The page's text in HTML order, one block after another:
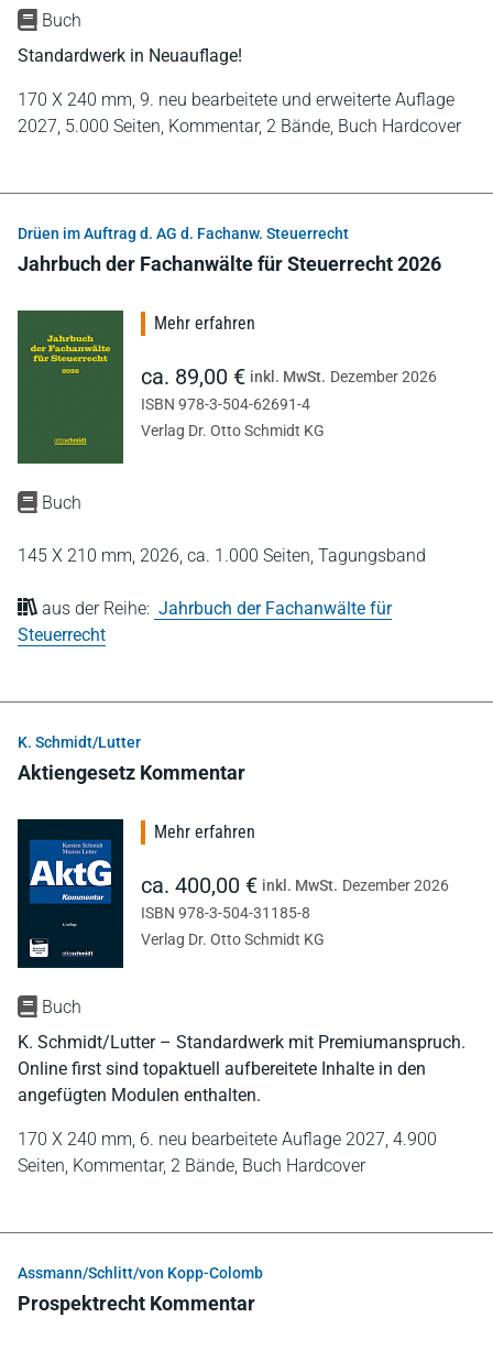
Buch
Standardwerk in Neuauflage!
170 X 240 mm, 9. neu bearbeitete und erweiterte Auflage
2027, 5.000 Seiten, Kommentar, 2 Bände, Buch Hardcover
Drüen im Auftrag d. AG d. Fachanw. Steuerrecht
Jahrbuch der Fachanwälte für Steuerrecht 2026
Buch
145 X 210 mm, 2026, ca. 1.000 Seiten, Tagungsband
aus der Reihe: Jahrbuch der Fachanwälte für
Steuerrecht
Mehr erfahren
ca. 89,00 € inkl. MwSt. Dezember 2026
ISBN 978-3-504-62691-4
Verlag Dr. Otto Schmidt KG
K. Schmidt/Lutter
Aktiengesetz Kommentar
Buch
K. Schmidt/Lutter – Standardwerk mit Premiumanspruch.
Online first sind topaktuell aufbereitete Inhalte in den
angefügten Modulen enthalten.
170 X 240 mm, 6. neu bearbeitete Auflage 2027, 4.900
Seiten, Kommentar, 2 Bände, Buch Hardcover
Mehr erfahren
ca. 400,00 € inkl. MwSt. Dezember 2026
ISBN 978-3-504-31185-8
Verlag Dr. Otto Schmidt KG
Assmann/Schlitt/von Kopp-Colomb
Prospektrecht Kommentar